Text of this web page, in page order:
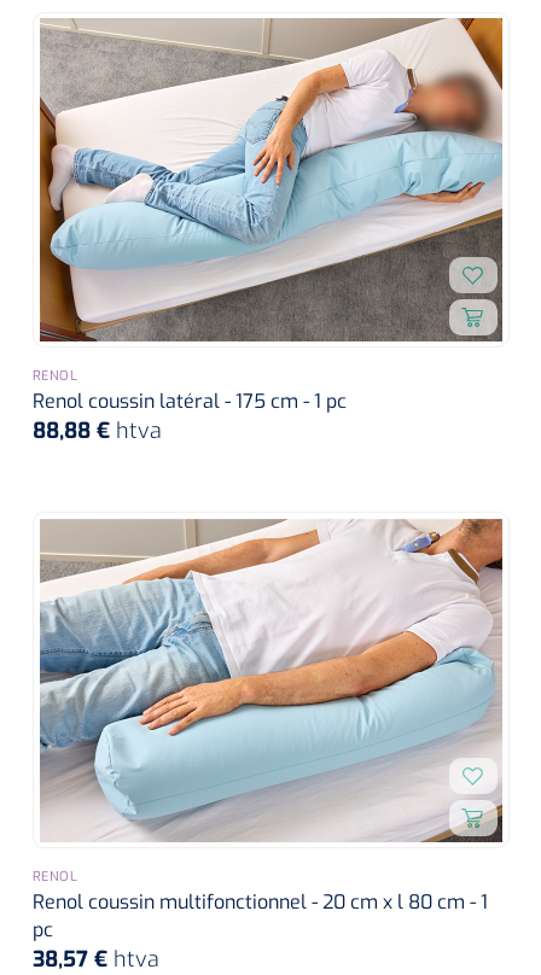
RENOL
Renol coussin latéral - 175 cm - 1 pc
88,88 € htva
RENOL
Renol coussin multifonctionnel - 20 cm x l 80 cm - 1
pc
38,57 € htva